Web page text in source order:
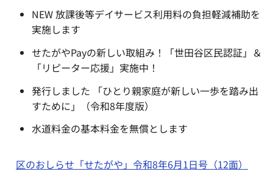
NEW 放課後等デイサービス利用料の負担軽減補助を
実施します
せたがやPayの新しい取組み！「世田谷区民認証」＆
「リピーター応援」実施中！
発行しました 「ひとり親家庭が新しい一歩を踏み出
すために」（令和8年度版）
水道料金の基本料金を無償とします
区のおしらせ「せたがや」令和8年6月1日号（12面）